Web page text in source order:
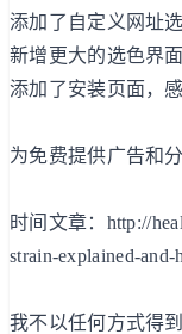
添加了自定义网址
新增更大的选色界
添加了安装页面，
为免费提供广告和
时间文章：http://
strain-explained-
我不以任何方式得